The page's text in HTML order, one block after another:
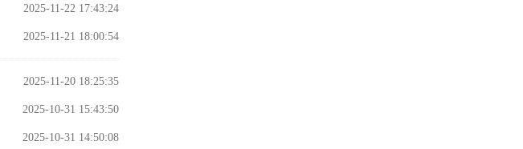
2025-11-22 17:43:24
2025-11-21 18:00:54
2025-11-20 18:25:35
2025-10-31 15:43:50
2025-10-31 14:50:08